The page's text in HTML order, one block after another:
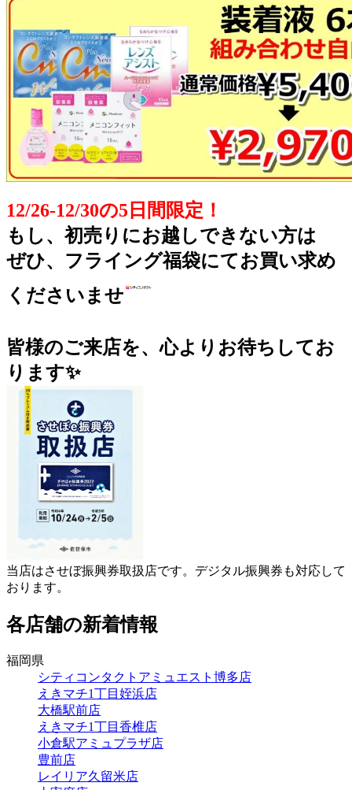
12/26-12/30の5日間限定！
もし、初売りにお越しできない方は
ぜひ、フライング福袋にてお買い求め
くださいませ
皆様のご来店を、心よりお待ちしてお
ります✨
当店はさせぼ振興券取扱店です。デジタル振興券も対応して
おります。
各店舗の新着情報
福岡県
シティコンタクトアミュエスト博多店
えきマチ1丁目姪浜店
大橋駅前店
えきマチ1丁目香椎店
小倉駅アミュプラザ店
豊前店
レイリア久留米店